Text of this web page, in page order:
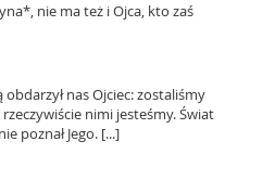
nie ma też i Ojca, kto zaś
obdarzył nas Ojciec: zostaliśmy
nimi jesteśmy. Świat
poznał Jego. [...]